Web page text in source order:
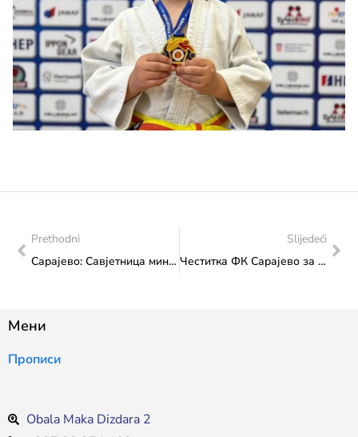
Prethodni
Сарајево: Савјетница министрице, Емилија Павићевић присуствовала отварању 18. Мајских музичких свечаности
Slijedeći
Честитка ФК Сарајево за освојени КУП Босне и Херцеговине
Мени
Прописи
Obala Maka Dizdara 2